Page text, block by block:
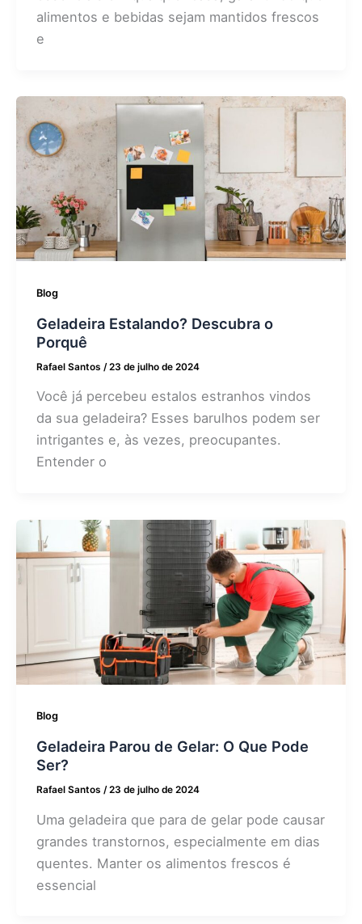
alimentos e bebidas sejam mantidos frescos
e
Blog
Geladeira Estalando? Descubra o
Porquê
Rafael Santos /23 de julho de 2024
Você já percebeu estalos estranhos vindos
da sua geladeira? Esses barulhos podem ser
intrigantes e, às vezes, preocupantes.
Entender o
Blog
Geladeira Parou de Gelar: O Que Pode
Ser?
Rafael Santos /23 de julho de 2024
Uma geladeira que para de gelar pode causar
grandes transtornos, especialmente em dias
quentes. Manter os alimentos frescos é
essencial